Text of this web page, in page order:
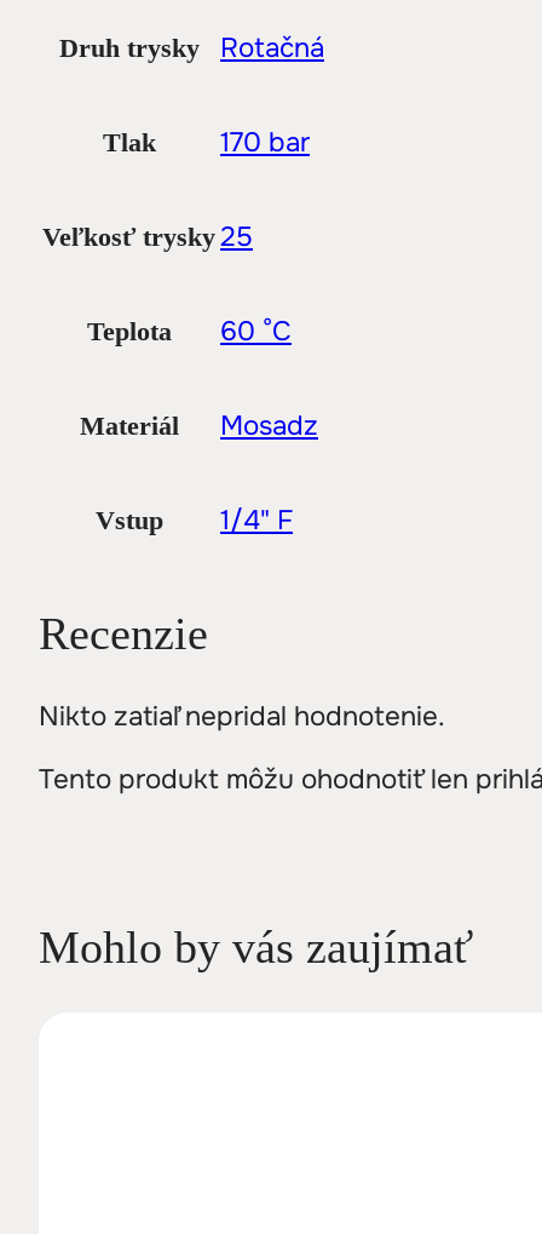
Druh trysky Rotačná
Tlak 170 bar
Veľkosť trysky25
Teplota 60 °C
Materiál Mosadz
Vstup 1/4" F
Recenzie
Nikto zatiaľ nepridal hodnotenie.
Tento produkt môžu ohodnotiť len
Mohlo by vás zaujímať